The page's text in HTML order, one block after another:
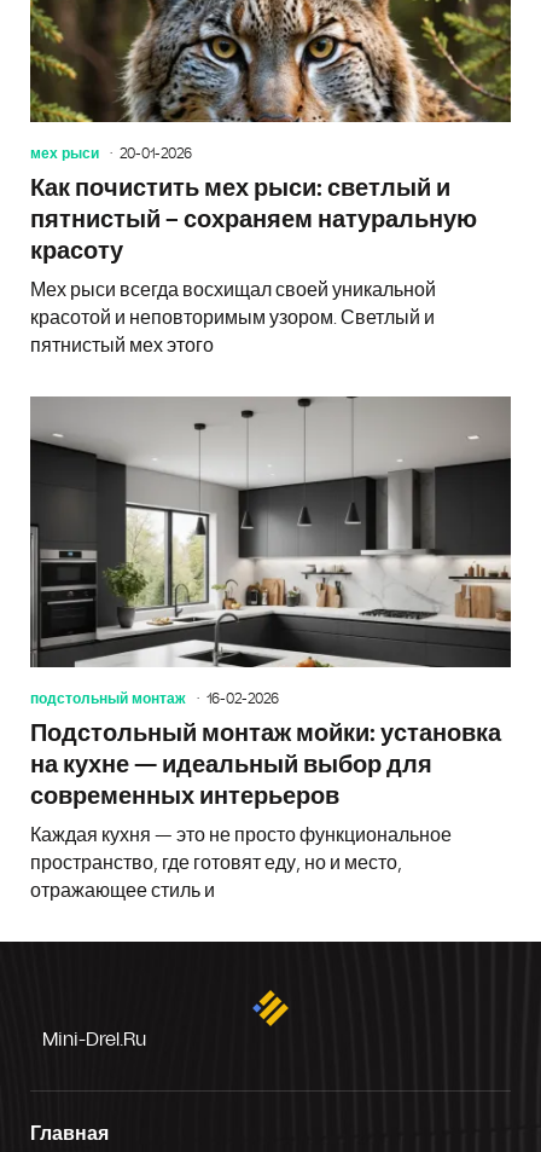
мех рыси 20-01-2026
Как почистить мех рыси: светлый и
пятнистый – сохраняем натуральную
красоту
Мех рыси всегда восхищал своей уникальной
красотой и неповторимым узором. Светлый и
пятнистый мех этого
подстольный монтаж 16-02-2026
Подстольный монтаж мойки: установка
на кухне — идеальный выбор для
современных интерьеров
Каждая кухня — это не просто функциональное
пространство, где готовят еду, но и место,
отражающее стиль и
Mini-Drel.ru
Главная